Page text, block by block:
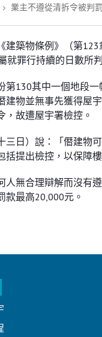
業主不遵從清拆令被判
被判罰款逾
建築物條例》（第
就罪行持續的日數所
第130其中一個地段
建物並無事先獲得屋
，故遭屋宇署檢控。
三日）說：「僭建物
提出檢控，以保障樓
人無合理辯解而沒有
款最高20,000元。